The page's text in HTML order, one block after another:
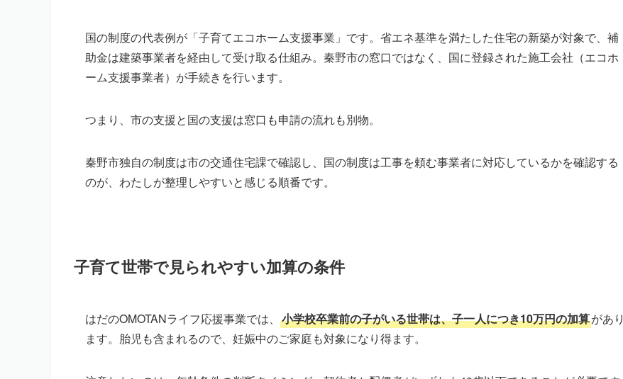
国の制度の代表例が「子育てエコホーム支援事業」です。省エネ基準を満たした住宅の新築が対象で、補
助金は建築事業者を経由して受け取る仕組み。秦野市の窓口ではなく、国に登録された施工会社（エコホ
ーム支援事業者）が手続きを行います。
つまり、市の支援と国の支援は窓口も申請の流れも別物。
秦野市独自の制度は市の交通住宅課で確認し、国の制度は工事を頼む事業者に対応しているかを確認する
のが、わたしが整理しやすいと感じる順番です。
子育て世帯で見られやすい加算の条件
はだのOMOTANライフ応援事業では、 小学校卒業前の子がいる世帯は、子一人につき10万円の加算があり
ます。胎児も含まれるので、妊娠中のご家庭も対象になり得ます。